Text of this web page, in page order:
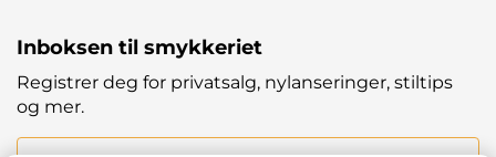
Inboksen til smykkeriet
Registrer deg for privatsalg, nylanseringer, stiltips
og mer.